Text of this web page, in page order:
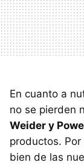
En cuanto a
no se pierden
Weider y
productos.
bien de las